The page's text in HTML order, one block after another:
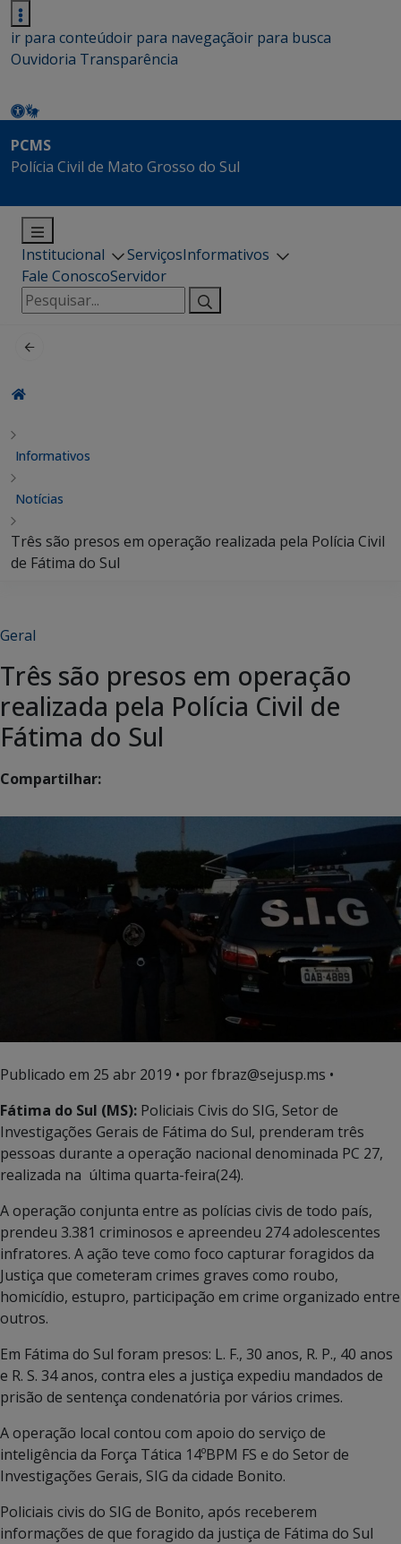
ir para conteúdoir para navegaçãoir para busca
Ouvidoria Transparência
PCMS
Polícia Civil de Mato Grosso do Sul
Institucional ServiçosInformativos
Fale ConoscoServidor
Pesquisar
por:
Informativos
Notícias
Três são presos em operação realizada pela Polícia Civil
de Fátima do Sul
Geral
Três são presos em operação
realizada pela Polícia Civil de
Fátima do Sul
Compartilhar:
Publicado em 25 abr 2019 • por fbraz@sejusp.ms •
Fátima do Sul (MS): Policiais Civis do SIG, Setor de
Investigações Gerais de Fátima do Sul, prenderam três
pessoas durante a operação nacional denominada PC 27,
realizada na última quarta-feira(24).
A operação conjunta entre as polícias civis de todo país,
prendeu 3.381 criminosos e apreendeu 274 adolescentes
infratores. A ação teve como foco capturar foragidos da
Justiça que cometeram crimes graves como roubo,
homicídio, estupro, participação em crime organizado entre
outros.
Em Fátima do Sul foram presos: L. F., 30 anos, R. P., 40 anos
e R. S. 34 anos, contra eles a justiça expediu mandados de
prisão de sentença condenatória por vários crimes.
A operação local contou com apoio do serviço de
inteligência da Força Tática 14ºBPM FS e do Setor de
Investigações Gerais, SIG da cidade Bonito.
Policiais civis do SIG de Bonito, após receberem
informações de que foragido da justiça de Fátima do Sul